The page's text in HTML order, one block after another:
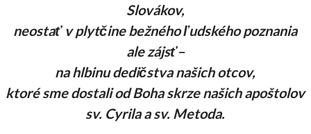
Slovákov,
neostať v plytčine bežného ľudského poznania
ale zájsť–
na hlbinu dedičstva našich otcov,
ktoré sme dostali od Boha skrze našich apoštolov
sv. Cyrila a sv. Metoda.